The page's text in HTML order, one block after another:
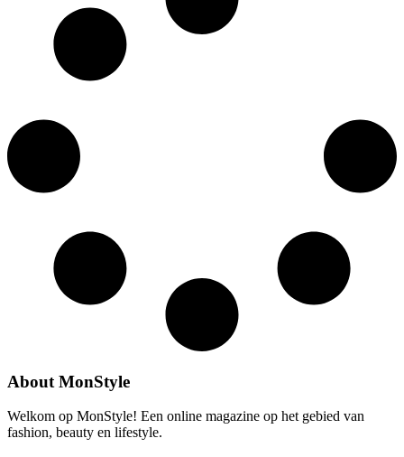
About MonStyle
Welkom op MonStyle! Een online magazine op het gebied van
fashion, beauty en lifestyle.